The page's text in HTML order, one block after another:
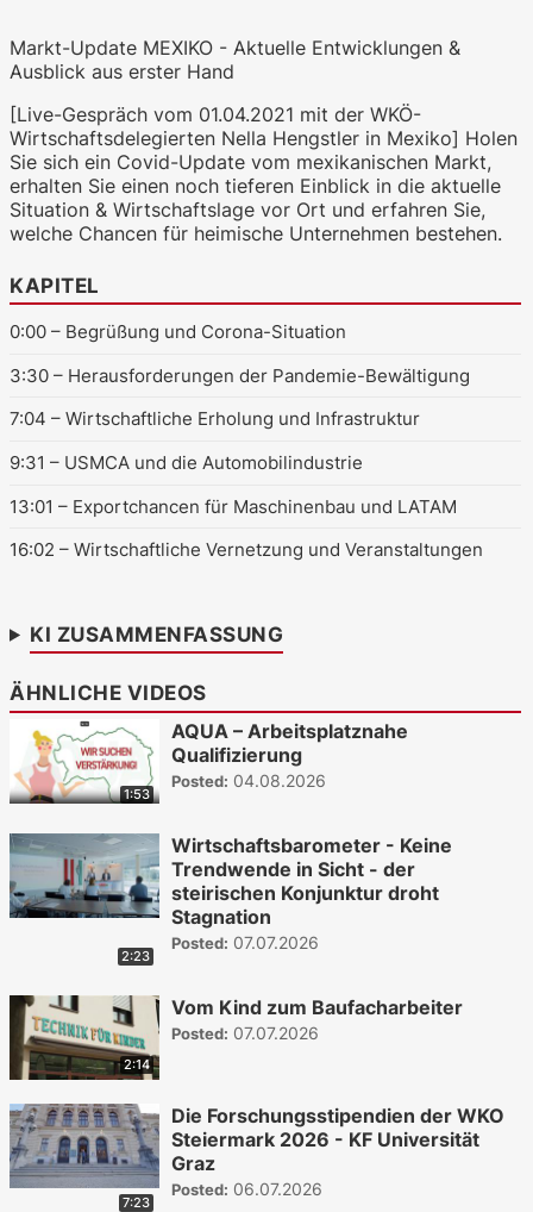
Markt-Update MEXIKO - Aktuelle Entwicklungen &
Ausblick aus erster Hand
[Live-Gespräch vom 01.04.2021 mit der WKÖ-
Wirtschaftsdelegierten Nella Hengstler in Mexiko] Holen
Sie sich ein Covid-Update vom mexikanischen Markt,
erhalten Sie einen noch tieferen Einblick in die aktuelle
Situation & Wirtschaftslage vor Ort und erfahren Sie,
welche Chancen für heimische Unternehmen bestehen.
KAPITEL
0:00 – Begrüßung und Corona-Situation
3:30 – Herausforderungen der Pandemie-Bewältigung
7:04 – Wirtschaftliche Erholung und Infrastruktur
9:31 – USMCA und die Automobilindustrie
13:01 – Exportchancen für Maschinenbau und LATAM
16:02 – Wirtschaftliche Vernetzung und Veranstaltungen
KI ZUSAMMENFASSUNG
ÄHNLICHE VIDEOS
1:53
AQUA – Arbeitsplatznahe
Qualifizierung
Posted: 04.08.2026
2:23
Wirtschaftsbarometer - Keine
Trendwende in Sicht - der
steirischen Konjunktur droht
Stagnation
Posted: 07.07.2026
2:14
Vom Kind zum Baufacharbeiter
Posted: 07.07.2026
7:23
Die Forschungsstipendien der WKO
Steiermark 2026 - KF Universität
Graz
Posted: 06.07.2026
26b-a4b-it, Blackwell)